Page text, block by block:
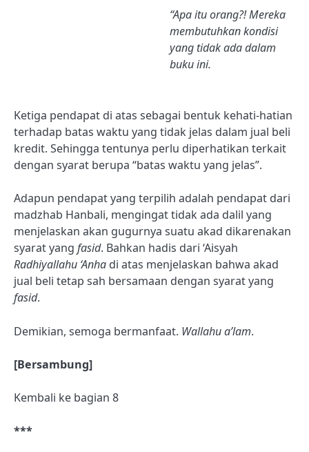
“Apa itu orang?! Mereka
membutuhkan kondisi
yang tidak ada dalam
buku ini.
Ketiga pendapat di atas sebagai bentuk kehati-hatian
terhadap batas waktu yang tidak jelas dalam jual beli
kredit. Sehingga tentunya perlu diperhatikan terkait
dengan syarat berupa “batas waktu yang jelas”.
Adapun pendapat yang terpilih adalah pendapat dari
madzhab Hanbali, mengingat tidak ada dalil yang
menjelaskan akan gugurnya suatu akad dikarenakan
syarat yang fasid. Bahkan hadis dari ‘Aisyah
Radhiyallahu ‘Anha di atas menjelaskan bahwa akad
jual beli tetap sah bersamaan dengan syarat yang
fasid.
Demikian, semoga bermanfaat. Wallahu a’lam.
[Bersambung]
Kembali ke bagian 8
***